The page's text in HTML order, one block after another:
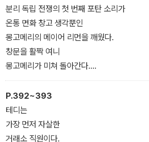
분리 독립 전쟁의 첫 번째 포탄 소리가
온통 면화 창고 생각뿐인
몽고메리의 메이어 리먼을 깨웠다.
창문을 활짝 여니
몽고메리가 미쳐 돌아간다.
깃발과 군기
사람들이 거리에서 전쟁을 축하한다.
어디서나 제퍼슨 데이비스와 함께 시위를 한다.
반란이 일어났다.
면화 생산지들이 연방에서 탈퇴한다.
P.392~393
테디는
가장 먼저 자살한
거래소 직원이다.